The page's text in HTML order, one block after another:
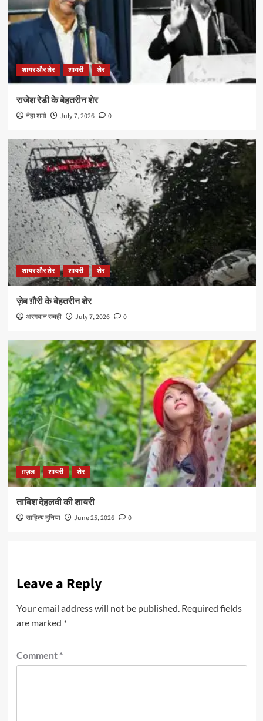
शायर और शेर शायरी शेर
राजेश रेडी के बेहतरीन शेर
नेहा शर्मा July 7, 2026 0
शायर और शेर शायरी शेर
ज़ेब ग़ौरी के बेहतरीन शेर
अरग़वान रब्बही July 7, 2026 0
ग़ज़ल शायरी शेर
ताबिश देहलवी की शायरी
साहित्य दुनिया June 25, 2026 0
Leave a Reply
Your email address will not be published. Required fields
are marked *
Comment *